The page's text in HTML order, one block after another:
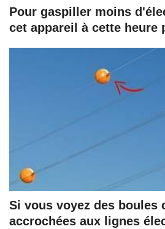
Pour gaspiller moins
cet appareil à cette heure
Si vous voyez des boules
accrochées aux lignes